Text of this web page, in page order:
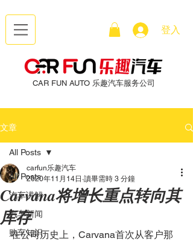
登入
CAR FUN AUTO 乐趣汽车服务公司
文章
All Posts
汽车讲解
汽车新闻
购车知识
All Posts
Carvana将增长重点转向其
库存
carfun乐趣汽车
2020年11月14日 讀畢需時 3 分鐘
在公司历史上，Carvana首次从客户那